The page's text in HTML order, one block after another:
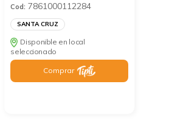
Cod: 7861000112284
SANTA CRUZ
Disponible en local
seleccionado
Comprar